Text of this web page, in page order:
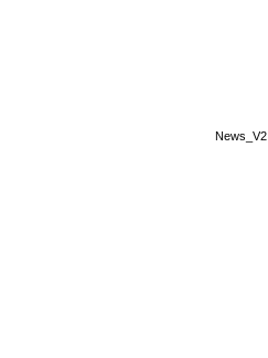
News_V2